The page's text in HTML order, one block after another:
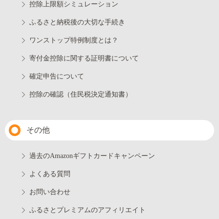
控除上限額シミュレーション
ふるさと納税後の大切な手続き
ワンストップ特例制度とは？
寄付金控除に関する証明書について
確定申告について
控除の確認（住民税決定通知書）
その他
過去のAmazonギフトカードキャンペーン
よくある質問
お問い合わせ
ふるさとプレミアムのアフィリエイト